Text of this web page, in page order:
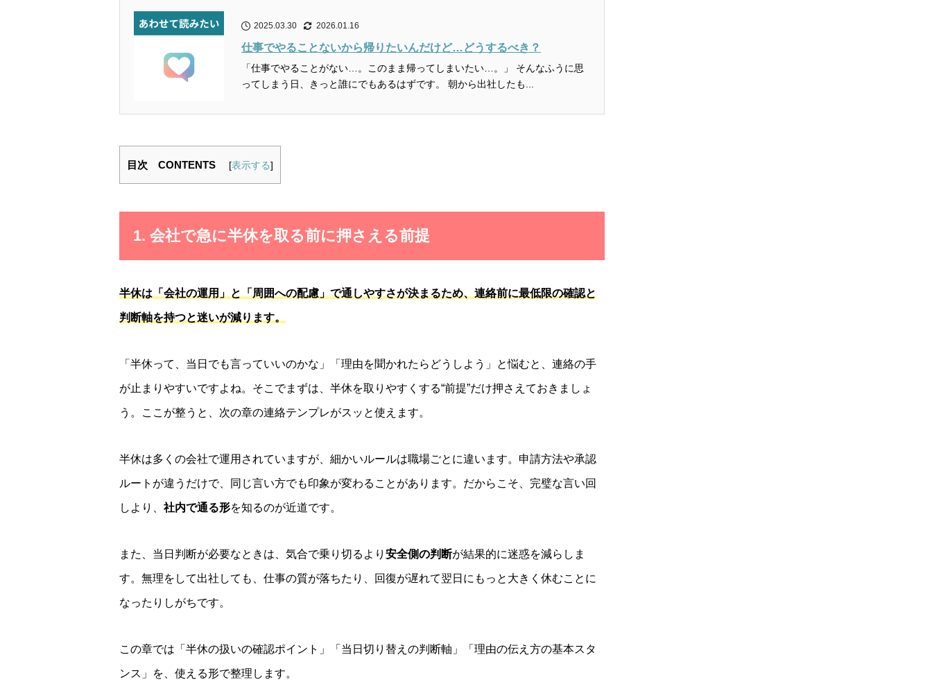
2025.03.30 2026.01.16
仕事でやることないから帰りたいんだけど…どうするべき？
「仕事でやることがない…。このまま帰ってしまいたい…。」 そんなふうに思
ってしまう日、きっと誰にでもあるはずです。 朝から出社したも...
目次 CONTENTS [表示する]
1. 会社で急に半休を取る前に押さえる前提
半休は「会社の運用」と「周囲への配慮」で通しやすさが決まるため、連絡前に最低限の確認と
判断軸を持つと迷いが減ります。
「半休って、当日でも言っていいのかな」「理由を聞かれたらどうしよう」と悩むと、連絡の手
が止まりやすいですよね。そこでまずは、半休を取りやすくする“前提”だけ押さえておきましょ
う。ここが整うと、次の章の連絡テンプレがスッと使えます。
半休は多くの会社で運用されていますが、細かいルールは職場ごとに違います。申請方法や承認
ルートが違うだけで、同じ言い方でも印象が変わることがあります。だからこそ、完璧な言い回
しより、 社内で通る形を知るのが近道です。
また、当日判断が必要なときは、気合で乗り切るより 安全側の判断が結果的に迷惑を減らしま
す。無理をして出社しても、仕事の質が落ちたり、回復が遅れて翌日にもっと大きく休むことに
なったりしがちです。
この章では「半休の扱いの確認ポイント」「当日切り替えの判断軸」「理由の伝え方の基本スタ
ンス」を、使える形で整理します。